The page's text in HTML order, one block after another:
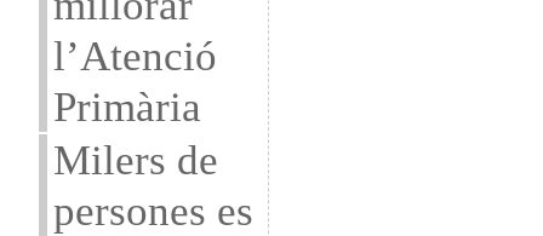
l’Atenció
Primària
Milers de
persones es